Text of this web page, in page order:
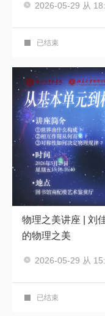
主讲人：李孝聪、
2026-05-29 从
艺术鉴赏厅
列活动
第十一期
已结束
物理之美讲座 | 刘
的物理之美
主讲人：刘佳
2026-05-29 从
艺术鉴赏厅
已结束